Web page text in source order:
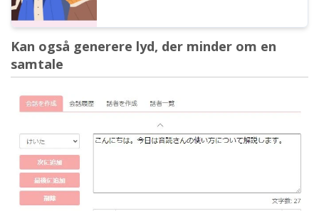
Kan også generere lyd, der minder om en
samtale